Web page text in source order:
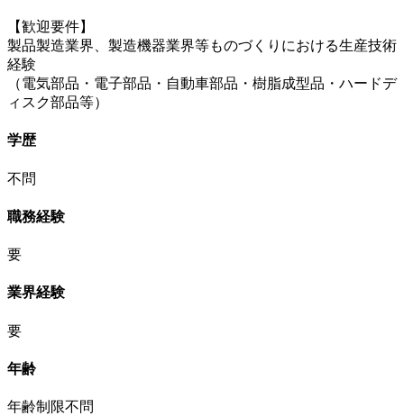
【歓迎要件】
製品製造業界、製造機器業界等ものづくりにおける生産技術
経験
（電気部品・電子部品・自動車部品・樹脂成型品・ハードデ
ィスク部品等）
学歴
不問
職務経験
要
業界経験
要
年齢
年齢制限不問